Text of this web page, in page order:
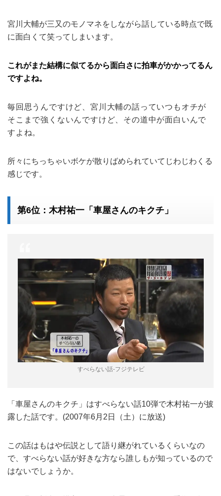
宮川大輔が三又のモノマネをしながら話している時点で既
に面白くて笑ってしまいます。
これがまた結構に似てるから面白さに拍車がかかってるん
ですよね。
毎回思うんですけど、宮川大輔の話っていつもオチが
そこまで強くないんですけど、その道中が面白いんで
すよね。
所々にちっちゃいボケが散りばめられていてじわじわくる
感じです。
第6位：木村祐一「車屋さんのキクチ」
すべらない話-フジテレビ
「車屋さんのキクチ」はすべらない話10弾で木村祐一が披
露した話です。(2007年6月2日（土）に放送)
この話はもはや伝説として語り継がれているくらいなの
で、すべらない話が好きな方なら誰しもが知っているので
はないでしょうか。